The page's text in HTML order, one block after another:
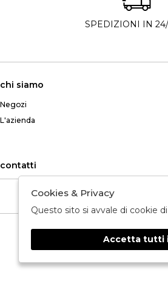
SPEDIZIONI IN
chi siamo
Negozi
L'azienda
contatti
Telefono: +39 349
🍪
Cookies & Privacy
Questo sito si avvale di cookie
Accetta tutti